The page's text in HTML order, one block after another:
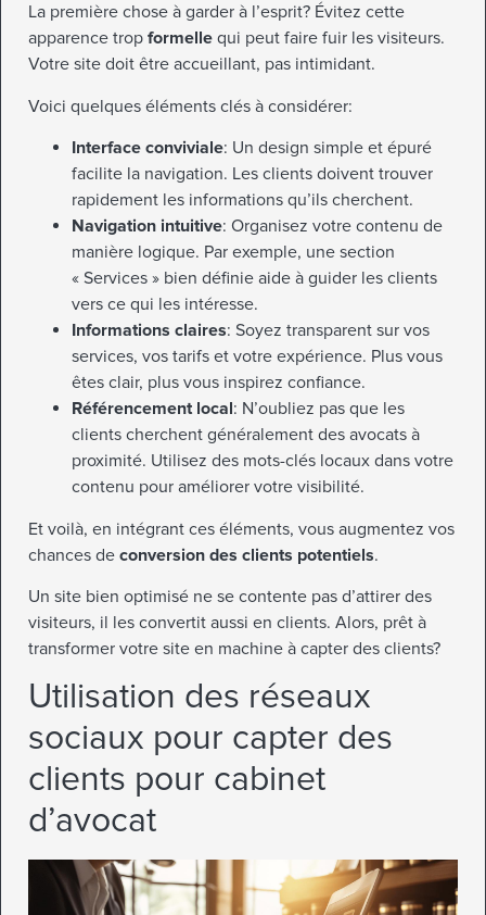
La première chose à garder à l’esprit? Évitez cette
apparence trop formelle qui peut faire fuir les visiteurs.
Votre site doit être accueillant, pas intimidant.
Voici quelques éléments clés à considérer:
Interface conviviale: Un design simple et épuré
facilite la navigation. Les clients doivent trouver
rapidement les informations qu’ils cherchent.
Navigation intuitive: Organisez votre contenu de
manière logique. Par exemple, une section
« Services » bien définie aide à guider les clients
vers ce qui les intéresse.
Informations claires: Soyez transparent sur vos
services, vos tarifs et votre expérience. Plus vous
êtes clair, plus vous inspirez confiance.
Référencement local: N’oubliez pas que les
clients cherchent généralement des avocats à
proximité. Utilisez des mots-clés locaux dans votre
contenu pour améliorer votre visibilité.
Et voilà, en intégrant ces éléments, vous augmentez vos
chances de conversion des clients potentiels.
Un site bien optimisé ne se contente pas d’attirer des
visiteurs, il les convertit aussi en clients. Alors, prêt à
transformer votre site en machine à capter des clients?
Utilisation des réseaux
sociaux pour capter des
clients pour cabinet
d’avocat